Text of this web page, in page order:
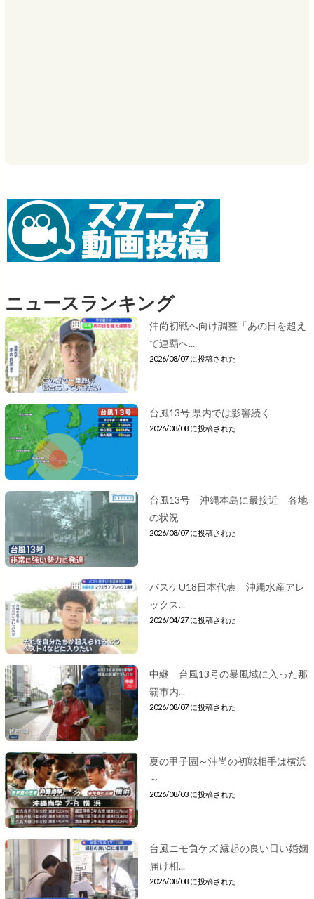
ニュースランキング
沖尚初戦へ向け調整「あの日を超え
て連覇へ...
2026/08/07 に投稿された
台風13号 県内では影響続く
2026/08/08 に投稿された
台風13号 沖縄本島に最接近 各地
の状況
2026/08/07 に投稿された
バスケU18日本代表 沖縄水産アレ
ックス...
2026/04/27 に投稿された
中継 台風13号の暴風域に入った那
覇市内...
2026/08/07 に投稿された
夏の甲子園～沖尚の初戦相手は横浜
～
2026/08/03 に投稿された
台風ニモ負ケズ 縁起の良い日い婚姻
届け相...
2026/08/08 に投稿された